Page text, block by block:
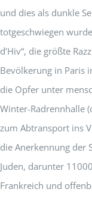
und dies als dunkle
totgeschwiegen
d’Hiv“, die größte
Bevölkerung in Paris
die Opfer unter
Winter-Radrennhalle
zum Abtransport ins
die Anerkennung der
Juden, darunter
Frankreich und